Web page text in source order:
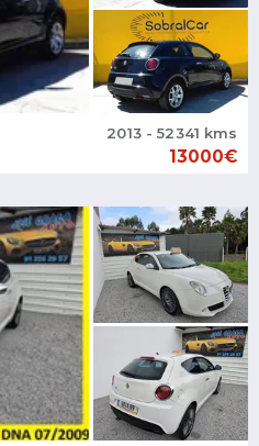
2013 - 52341 kms
13000€